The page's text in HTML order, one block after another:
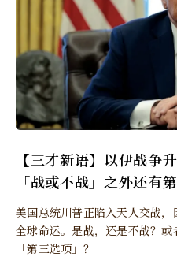
【三才新语】以伊战争
「战或不战」之外还有
美国总统川普正陷入天人交战
全球命运。是战，还是不战？
「第三选项」？